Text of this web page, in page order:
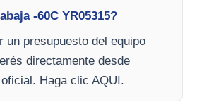
-60C YR05315?
un presupuesto del equipo
directamente desde
Haga clic AQUI.